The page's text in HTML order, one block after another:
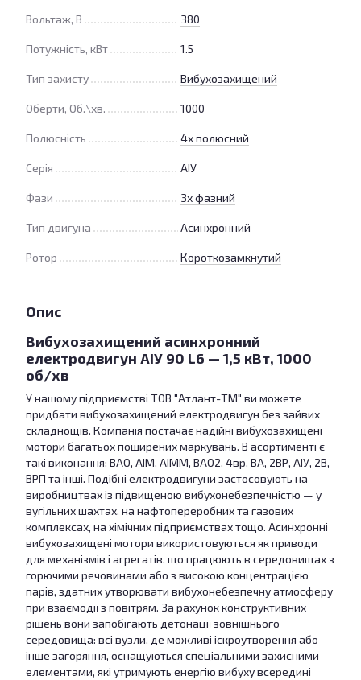
Вольтаж, В 380
Потужність, кВт 1.5
Тип захисту Вибухозахищений
Оберти, Об.\хв. 1000
Полюсність 4х полюсний
Серія АІУ
Фази 3х фазний
Тип двигуна Асинхронний
Ротор Короткозамкнутий
Опис
Вибухозахищений асинхронний
електродвигун АІУ 90 L6 — 1,5 кВт, 1000
об/хв
У нашому підприємстві ТОВ "Атлант-ТМ" ви можете
придбати вибухозахищений електродвигун без зайвих
складнощів. Компанія постачає надійні вибухозахищені
мотори багатьох поширених маркувань. В асортименті є
такі виконання: ВАО, АІМ, АІММ, ВАО2, 4вр, ВА, 2ВР, АІУ, 2В,
ВРП та інші. Подібні електродвигуни застосовують на
виробництвах із підвищеною вибухонебезпечністю — у
вугільних шахтах, на нафтопереробних та газових
комплексах, на хімічних підприємствах тощо. Асинхронні
вибухозахищені мотори використовуються як приводи
для механізмів і агрегатів, що працюють в середовищах з
горючими речовинами або з високою концентрацією
парів, здатних утворювати вибухонебезпечну атмосферу
при взаємодії з повітрям. За рахунок конструктивних
рішень вони запобігають детонації зовнішнього
середовища: всі вузли, де можливі іскроутворення або
інше загоряння, оснащуються спеціальними захисними
елементами, які утримують енергію вибуху всередині